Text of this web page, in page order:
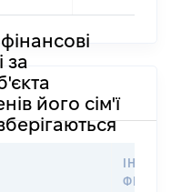
за
його сім'ї